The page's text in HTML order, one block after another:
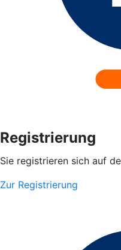
Registrierung
Sie registrieren sich auf
Zur Registrierung